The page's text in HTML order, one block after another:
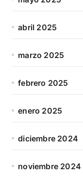
abril 2025
marzo 2025
febrero 2025
enero 2025
diciembre 2024
noviembre 2024